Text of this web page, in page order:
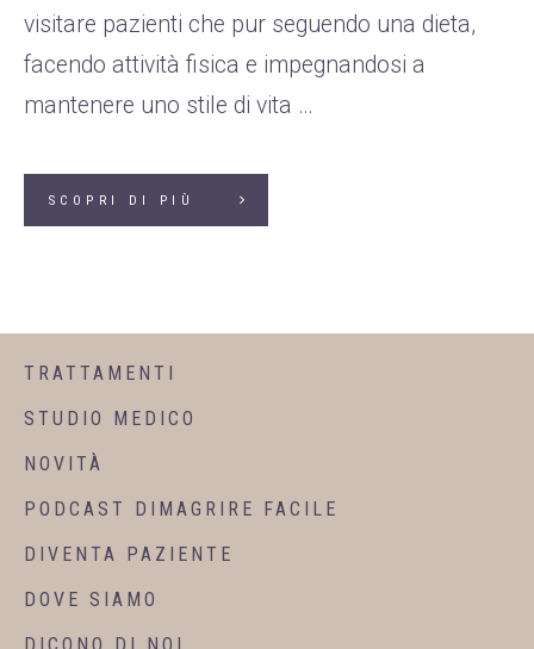
visitare pazienti che pur seguendo una dieta,
facendo attività fisica e impegnandosi a
mantenere uno stile di vita …
SCOPRI DI PIÙ
TRATTAMENTI
STUDIO MEDICO
NOVITÀ
PODCAST DIMAGRIRE FACILE
DIVENTA PAZIENTE
DOVE SIAMO